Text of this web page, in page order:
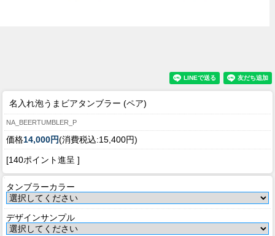
名入れ泡うまビアタンブラー (ペア)
NA_BEERTUMBLER_P
価格14,000円(消費税込:15,400円)
[140ポイント進呈 ]
タンブラーカラー
デザインサンプル